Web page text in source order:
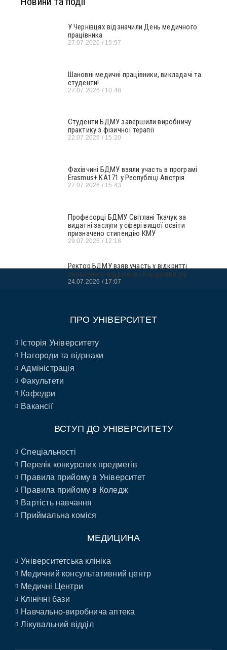
У Чернівцях відзначили День медичного
працівника
27.07.2026 15:57
Шановні медичні працівники, викладачі та
студенти!
27.07.2026 10:48
Студенти БДМУ завершили виробничу
практику з фізичної терапії
22.07.2026 15:20
Фахівчині БДМУ взяли участь в програмі
Erasmus+ KA171 у Республіці Австрія
27.07.2026 15:43
Професорці БДМУ Світлані Ткачук за
видатні заслуги у сфері вищої освіти
призначено стипендію КМУ
29.07.2026 12:18
Ректор БДМУ взяв участь у відкритті
оновленого відділення Кардіоцентру
24.07.2026 17:07
ПРО УНІВЕРСИТЕТ
Історія Університету
Нагороди та відзнаки
Адміністрація
Факультети
Кафедри
Вакансії
ВСТУП ДО УНІВЕРСИТЕТУ
Спеціальності
Перелік конкурсних предметів
Правила прийому в Університет
Правила прийому в Коледж
Вартість навчання
Приймальна коміся
МЕДИЦИНА
Університетська клініка
Медичний консультативний центр
Медичні Центри
Клінічні бази
Навчально-виробнича аптека
Лікувальний відділ